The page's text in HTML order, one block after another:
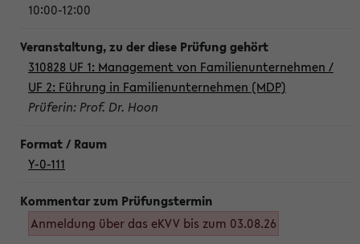
10:00-12:00
310828 UF 1: Management von Familienunternehmen /
UF 2: Führung in Familienunternehmen (MDP)
Prüferin: Prof. Dr. Hoon
Y-0-111
Anmeldung über das eKVV bis zum 03.08.26